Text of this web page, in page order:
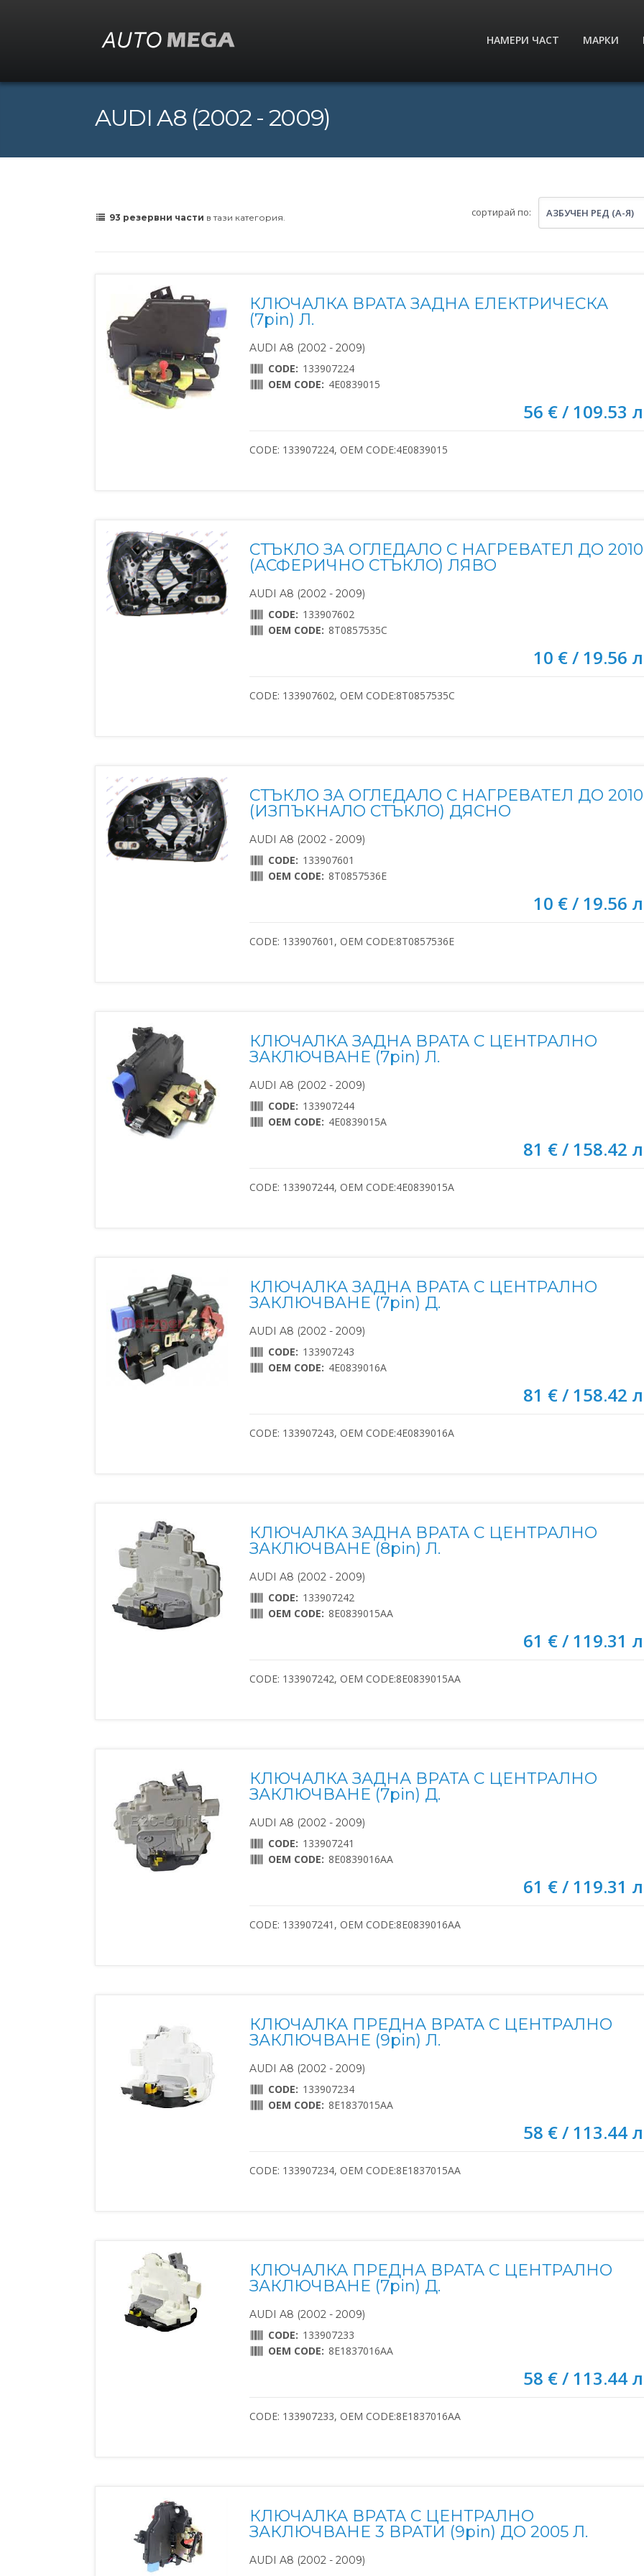
НАМЕРИ ЧАСТ МАРКИ
AUDI A8 (2002 - 2009)
93 резервни части в тази категория. сортирай по: АЗБУЧЕН РЕД (А-Я)
КЛЮЧАЛКА ВРАТА ЗАДНА ЕЛЕКТРИЧЕСКА
(7pin) Л.
AUDI A8 (2002 - 2009)
CODE: 133907224
OEM CODE: 4E0839015
56 € / 109.53
CODE: 133907224, OEM CODE:4E0839015
СТЪКЛО ЗА ОГЛЕДАЛО С НАГРЕВАТЕЛ ДО 2010
(АСФЕРИЧНО СТЪКЛО) ЛЯВО
AUDI A8 (2002 - 2009)
CODE: 133907602
OEM CODE: 8T0857535C
10 € / 19.56
CODE: 133907602, OEM CODE:8T0857535C
СТЪКЛО ЗА ОГЛЕДАЛО С НАГРЕВАТЕЛ ДО 2010
(ИЗПЪКНАЛО СТЪКЛО) ДЯСНО
AUDI A8 (2002 - 2009)
CODE: 133907601
OEM CODE: 8T0857536E
10 € / 19.56
CODE: 133907601, OEM CODE:8T0857536E
КЛЮЧАЛКА ЗАДНА ВРАТА С ЦЕНТРАЛНО
ЗАКЛЮЧВАНЕ (7pin) Л.
AUDI A8 (2002 - 2009)
CODE: 133907244
OEM CODE: 4E0839015A
81 € / 158.42
CODE: 133907244, OEM CODE:4E0839015A
КЛЮЧАЛКА ЗАДНА ВРАТА С ЦЕНТРАЛНО
ЗАКЛЮЧВАНЕ (7pin) Д.
AUDI A8 (2002 - 2009)
CODE: 133907243
OEM CODE: 4E0839016A
81 € / 158.42
CODE: 133907243, OEM CODE:4E0839016A
КЛЮЧАЛКА ЗАДНА ВРАТА С ЦЕНТРАЛНО
ЗАКЛЮЧВАНЕ (8pin) Л.
AUDI A8 (2002 - 2009)
CODE: 133907242
OEM CODE: 8E0839015AA
61 € / 119.31
CODE: 133907242, OEM CODE:8E0839015AA
КЛЮЧАЛКА ЗАДНА ВРАТА С ЦЕНТРАЛНО
ЗАКЛЮЧВАНЕ (7pin) Д.
AUDI A8 (2002 - 2009)
CODE: 133907241
OEM CODE: 8E0839016AA
61 € / 119.31
CODE: 133907241, OEM CODE:8E0839016AA
КЛЮЧАЛКА ПРЕДНА ВРАТА С ЦЕНТРАЛНО
ЗАКЛЮЧВАНЕ (9pin) Л.
AUDI A8 (2002 - 2009)
CODE: 133907234
OEM CODE: 8E1837015AA
58 € / 113.44
CODE: 133907234, OEM CODE:8E1837015AA
КЛЮЧАЛКА ПРЕДНА ВРАТА С ЦЕНТРАЛНО
ЗАКЛЮЧВАНЕ (7pin) Д.
AUDI A8 (2002 - 2009)
CODE: 133907233
OEM CODE: 8E1837016AA
58 € / 113.44
CODE: 133907233, OEM CODE:8E1837016AA
КЛЮЧАЛКА ВРАТА С ЦЕНТРАЛНО
ЗАКЛЮЧВАНЕ 3 ВРАТИ (9pin) ДО 2005 Л.
AUDI A8 (2002 - 2009)